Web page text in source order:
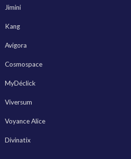
Jimini
Kang
Avigora
Cosmospace
MyDéclick
Viversum
Voyance Alice
Divinatix